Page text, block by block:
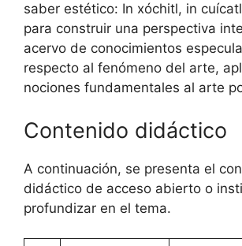
saber estético: In xóchitl, in
para construir una perspectiva
acervo de conocimientos
respecto al fenómeno del arte,
nociones fundamentales al arte
Contenido didáctico
A continuación, se presenta el
didáctico de acceso abierto o
profundizar en el tema.